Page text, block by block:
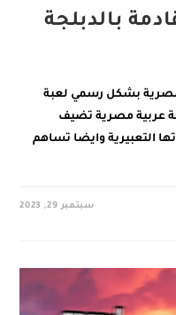
سبايدرمان 2 قادمة بالدبلجة
المصرية بشكل رسمي لعبة
بدبلجة عربية مصرية تضيف
التعبيرية وايضا تساهم
سبتمبر 29, 2023